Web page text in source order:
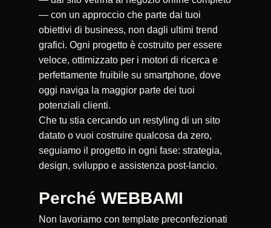
— con un approccio che parte dai tuoi
obiettivi di business, non dagli ultimi trend
grafici. Ogni progetto è costruito per essere
veloce, ottimizzato per i motori di ricerca e
perfettamente fruibile su smartphone, dove
oggi naviga la maggior parte dei tuoi
potenziali clienti.
Che tu stia cercando un restyling di un sito
datato o vuoi costruire qualcosa da zero,
seguiamo il progetto in ogni fase: strategia,
design, sviluppo e assistenza post-lancio.
Perché WEBBAMI
Non lavoriamo con template preconfezionati